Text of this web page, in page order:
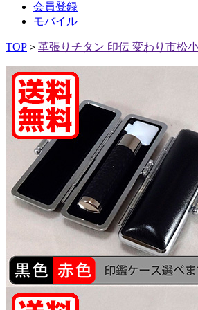
会員登録
モバイル
TOP ＞ 革張りチタン 印伝 変わり市松